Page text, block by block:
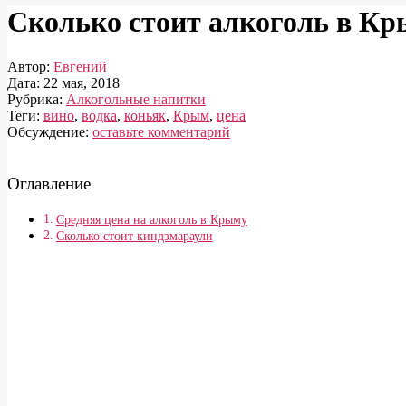
Сколько стоит алкоголь в
Автор: Евгений
Дата: 22 мая, 2018
Рубрика: Алкогольные напитки
Теги: вино, водка, коньяк, Крым, цена
Обсуждение: оставьте комментарий
Оглавление
Средняя цена на алкоголь в Крыму
Сколько стоит киндзмараули